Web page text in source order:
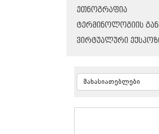
ᲔᲗᲜᲝᲒᲠᲐᲤᲘᲐ
ᲢᲔᲠᲛᲘᲜᲝᲚᲝᲒᲘᲘᲡ
ᲕᲘᲠᲢᲣᲐᲚᲣᲠᲘ
მახასიათებლები